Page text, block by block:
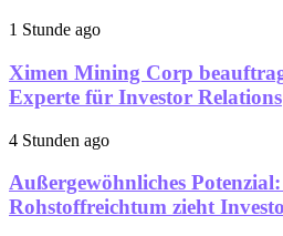
1 Stunde ago
Ximen Mining Corp
Experte für Investor Relations
4 Stunden ago
Außergewöhnliches
Rohstoffreichtum zieht